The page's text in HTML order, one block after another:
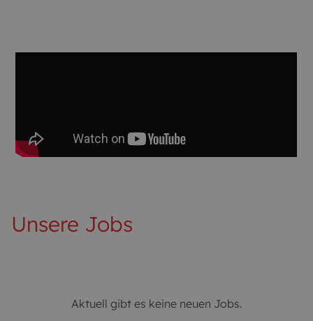
Unsere Jobs
Aktuell gibt es keine neuen Jobs.